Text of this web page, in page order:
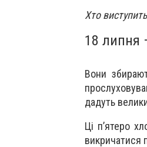
Хто
18 липня
Вони
дадуть
Ці п’ятеро
викричатися